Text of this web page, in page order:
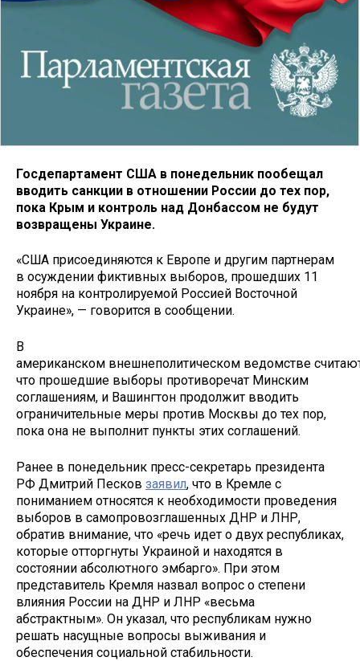
Госдепартамент США в понедельник пообещал
вводить санкции в отношении России до тех пор,
пока Крым и контроль над Донбассом не будут
возвращены Украине.
«США присоединяются к Европе и другим партнерам
в осуждении фиктивных выборов, прошедших 11
ноября на контролируемой Россией Восточной
Украине», — говорится в сообщении.
В
американском внешнеполитическом ведомстве
что прошедшие выборы противоречат Минским
соглашениям, и Вашингтон продолжит вводить
ограничительные меры против Москвы до тех пор,
пока она не выполнит пункты этих соглашений.
Ранее в понедельник пресс-секретарь президента
РФ Дмитрий Песков заявил, что в Кремле с
пониманием относятся к необходимости проведения
выборов в самопровозглашенных ДНР и ЛНР,
обратив внимание, что «речь идет о двух республиках,
которые отторгнуты Украиной и находятся в
состоянии абсолютного эмбарго». При этом
представитель Кремля назвал вопрос о степени
влияния России на ДНР и ЛНР «весьма
абстрактным». Он указал, что республикам нужно
решать насущные вопросы выживания и
обеспечения социальной стабильности.